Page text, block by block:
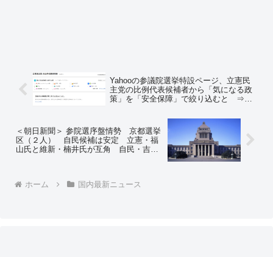
Yahooの参議院選挙特設ページ、立憲民
主党の比例代表候補者から「気になる政
策」を「安全保障」で絞り込むと ⇒
た」の結果に ＝ネットの反応「データ
ベースもAIも出る幕無しww」
＜朝日新聞＞ 参院選序盤情勢 京都選挙
区（２人） 自民候補は安定 立憲・福
山氏と維新・楠井氏が互角 自民・吉井
ホーム
国内最新ニュース